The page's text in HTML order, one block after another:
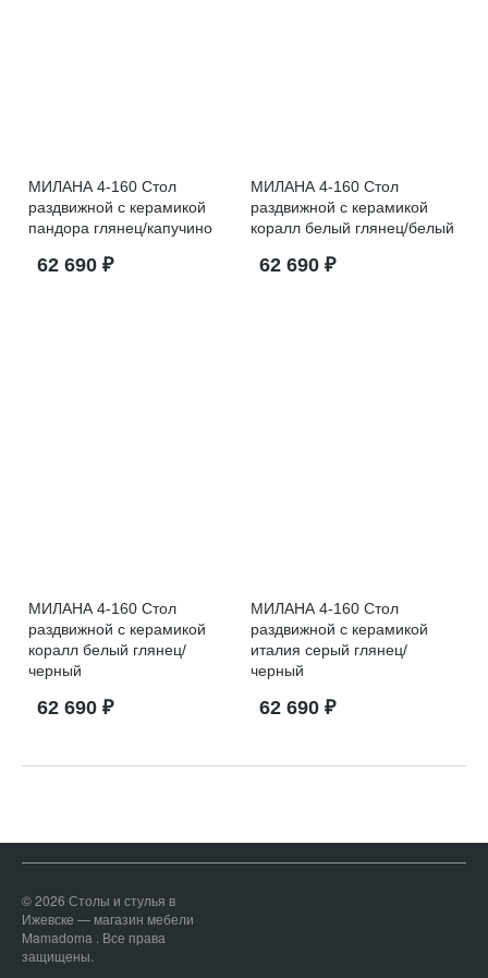
МИЛАНА 4-160 Стол
раздвижной с керамикой
пандора глянец/капучино
62 690 ₽
МИЛАНА 4-160 Стол
раздвижной с керамикой
коралл белый глянец/белый
62 690 ₽
МИЛАНА 4-160 Стол
раздвижной с керамикой
коралл белый глянец/
черный
62 690 ₽
МИЛАНА 4-160 Стол
раздвижной с керамикой
италия серый глянец/
черный
62 690 ₽
© 2026 Столы и стулья в
Ижевске — магазин мебели
Mamadoma . Все права
защищены.